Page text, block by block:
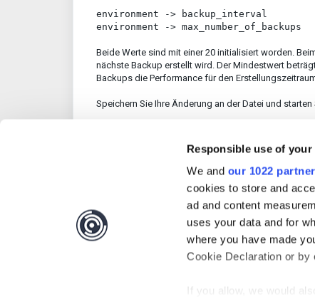
Responsible use of your
We and our 1022
cookies to store and
ad and content
uses your data and for
where you have made
Cookie Declaration or
If you allow, we would
environment -> backup_interval
environment -> max_number_of_backups
Beide Werte sind mit einer 20 initialisiert worden.
nächste Backup erstellt wird. Der Mindestwert
Backups die Performance für den
Speichern Sie Ihre Änderung an der Datei und
War dieser Artikel